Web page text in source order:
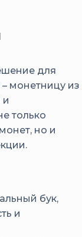
для
монетницу из
и
только
но и
бук,
и